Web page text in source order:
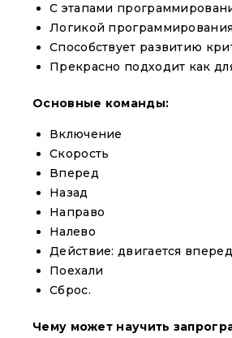
С этапами
Логикой
Способствует развитию
Прекрасно подходит как
Основные команды:
Включение
Скорость
Вперед
Назад
Направо
Налево
Действие: двигается
Поехали
Сброс.
Чему может научить